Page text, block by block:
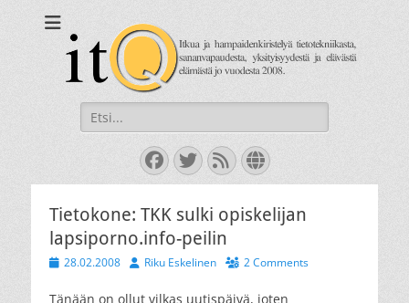
Itkua ja hammastenkiristelyä jo vuodesta 2008.
Search
for:
Facebook
Twitter
FeedWebsite
Tietokone: TKK sulki opiskelijan
lapsiporno.info-peilin
Posted
28.02.2008 AuthorRiku Eskelinen 2 Comments
Tänään on ollut vilkas uutispäivä, joten